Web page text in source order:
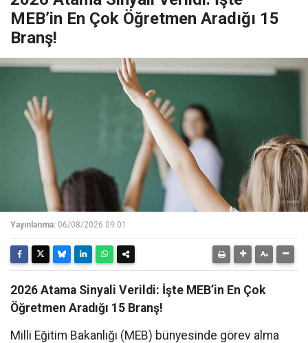
MEB’in En Çok Öğretmen Aradığı 15
Branş!
Yayınlanma: 06/08/2026 09:01
2026 Atama Sinyali Verildi: İşte MEB’in En Çok
Öğretmen Aradığı 15 Branş!
Milli Eğitim Bakanlığı (MEB) bünyesinde görev alma